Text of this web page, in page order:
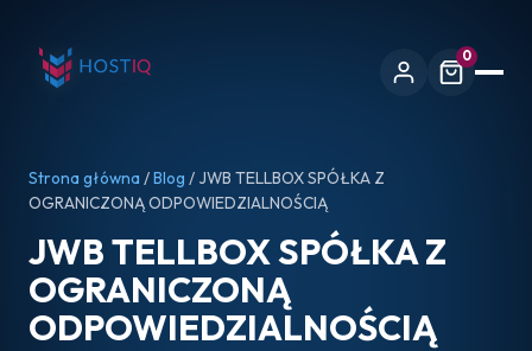
0
Strona główna /Blog / JWB TELLBOX SPÓŁKA Z
OGRANICZONĄ ODPOWIEDZIALNOŚCIĄ
JWB TELLBOX SPÓŁKA Z
OGRANICZONĄ
ODPOWIEDZIALNOŚCIĄ